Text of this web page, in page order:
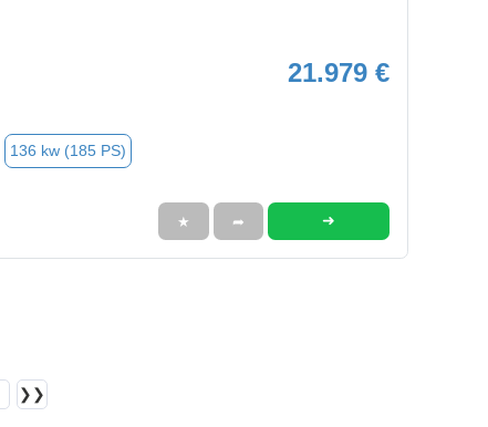
21.979 €
136 kw (185 PS)
★ ➦ ➜
❯❯